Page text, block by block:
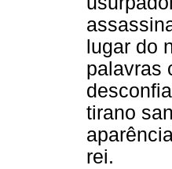
lugar do
palavras
tirano
rei.